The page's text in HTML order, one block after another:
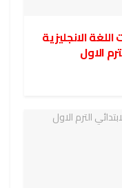
الانجليزية
الاول